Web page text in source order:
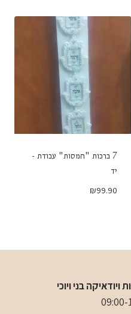
₪199.90.
7 ברכות "חמסות" עבודת -
יד
₪99.90
בני ויוכי